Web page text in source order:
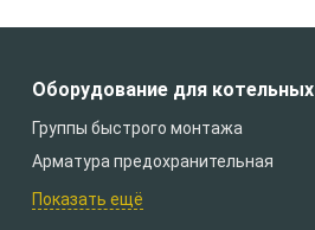
Оборудование для котельных
Группы быстрого монтажа
Арматура предохранительная
Показать ещё